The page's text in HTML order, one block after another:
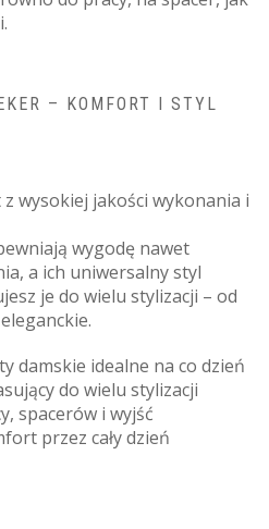
– KOMFORT I STYL
wysokiej jakości wykonania i
wygodę nawet
a ich uniwersalny styl
je do wielu stylizacji – od
damskie idealne na co dzień
do wielu stylizacji
spacerów i wyjść
przez cały dzień